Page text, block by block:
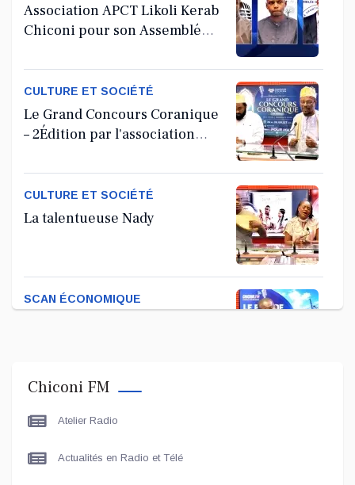
Association APCT Likoli Kerab
Chiconi pour son Assemblée
CULTURE ET SOCIÉTÉ
Le Grand Concours Coranique
– 2Édition par l'association
CULTURE ET SOCIÉTÉ
La talentueuse Nady
SCAN ÉCONOMIQUE
L'Association Zé Run pour le
Communes
Chiconi FM
Atelier Radio
Actualités en Radio et Télé